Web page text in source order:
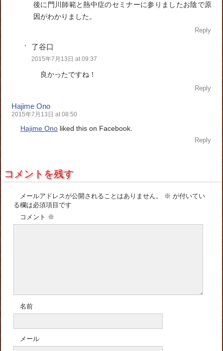
後に門川師範と熱中症のセミナーに参りましたお陰で原
因がわかりました。
Reply
了谷口
2015年7月13日 at 09:37
良かったですね！
Reply
Hajime Ono
2015年7月13日 at 08:50
Hajime Ono liked this on Facebook.
Reply
コメントを残す
メールアドレスが公開されることはありません。 ※ が付いてい
る欄は必須項目です
コメント ※
名前
メール